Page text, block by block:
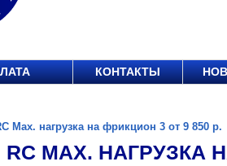
КОНТАКТЫ
Max. нагрузка на фрикцион 3 от 9 850 р.
RC MAX.